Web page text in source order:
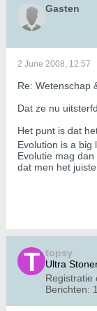
Gasten
2 June 2008, 12:57
Re: Wetenschap
Dat ze nu
Het punt is dat
Evolution is a big
Evolutie mag
dat men het
topsy
Ultra
Registratie
Berichten: